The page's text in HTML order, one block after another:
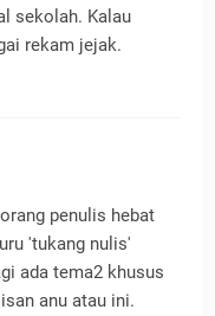
sekolah. Kalau
rekam jejak.
penulis hebat
'tukang nulis'
ada tema2 khusus
anu atau ini.